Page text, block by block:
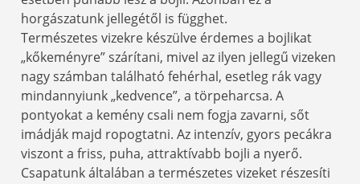
horgászatunk jellegétől is függhet.
Természetes vizekre készülve érdemes a bojlikat
„kőkeményre” szárítani, mivel az ilyen jellegű vizeken
nagy számban található fehérhal, esetleg rák vagy
mindannyiunk „kedvence”, a törpeharcsa. A
pontyokat a kemény csali nem fogja zavarni, sőt
imádják majd ropogtatni. Az intenzív, gyors pecákra
viszont a friss, puha, attraktívabb bojli a nyerő.
Csapatunk általában a természetes vizeket részesíti